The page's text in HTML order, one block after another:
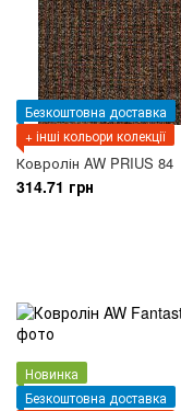
Безкоштовна доставка
+ інші кольори колекції
Ковролін AW PRIUS 84
314.71 грн
Новинка
Безкоштовна доставка